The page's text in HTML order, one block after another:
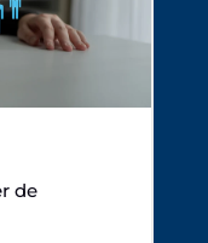
de